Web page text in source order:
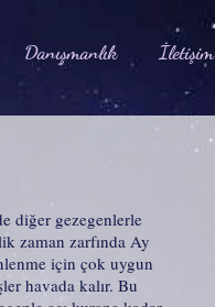
Danışmanlık İletişim
diğer gezegenlerle
zaman zarfında Ay
için çok uygun
havada kalır. Bu